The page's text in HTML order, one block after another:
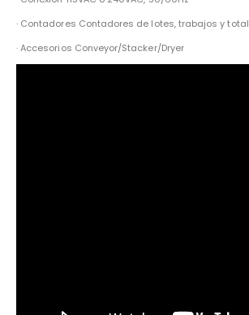
· Contadores Contadores de lotes, trabajos y total
· Accesorios Conveyor/Stacker/Dryer